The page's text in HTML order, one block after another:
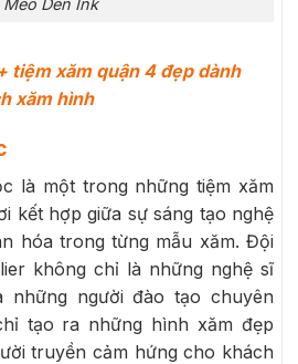
tiệm xăm quận 4 đẹp dành
xăm hình
là một trong những tiệm xăm
kết hợp giữa sự sáng tạo nghệ
hóa trong từng mẫu xăm. Đội
không chỉ là những nghệ sĩ
những người đào tạo chuyên
tạo ra những hình xăm đẹp
truyền cảm hứng cho khách